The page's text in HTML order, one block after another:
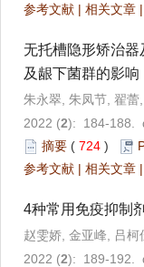
参考文献 | 相关文章 |
无托槽隐形矫治器
及龈下菌群的影响
朱永翠, 朱凤节, 翟蕾
2022 (2): 184-188.
摘要 ( 724 )
参考文献 | 相关文章 |
4种常用免疫抑制
赵雯娇, 金亚峰, 吕
2022 (2): 189-192.